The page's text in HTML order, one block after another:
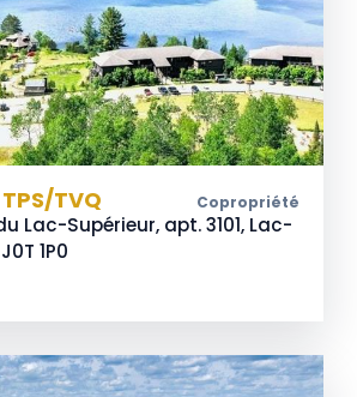
TVQ Copropriété
Lac-Supérieur, apt. 3101, Lac-
J0T 1P0